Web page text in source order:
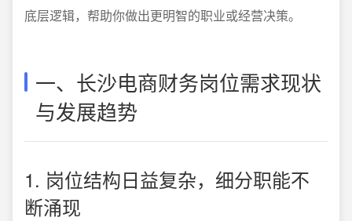
底层逻辑，帮助你做出更明智的职业或经营决策。
一、长沙电商财务岗位需求现状
与发展趋势
1. 岗位结构日益复杂，细分职能不
断涌现